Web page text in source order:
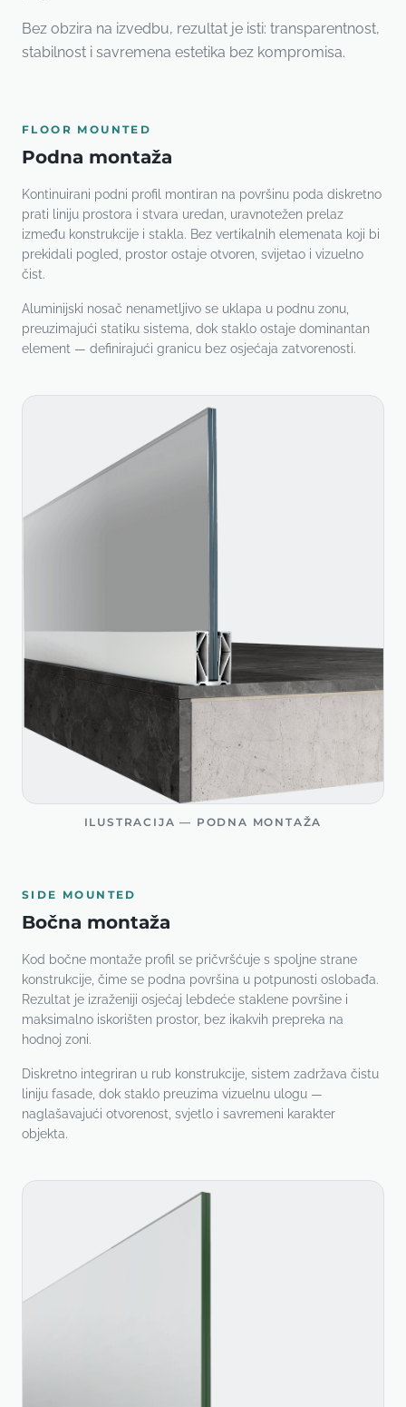
Bez obzira na izvedbu, rezultat je isti: transparentnost,
stabilnost i savremena estetika bez kompromisa.
FLOOR MOUNTED
Podna montaža
Kontinuirani podni profil montiran na površinu poda diskretno
prati liniju prostora i stvara uredan, uravnotežen prelaz
između konstrukcije i stakla. Bez vertikalnih elemenata koji bi
prekidali pogled, prostor ostaje otvoren, svijetao i vizuelno
čist.
Aluminijski nosač nenametljivo se uklapa u podnu zonu,
preuzimajući statiku sistema, dok staklo ostaje dominantan
element — definirajući granicu bez osjećaja zatvorenosti.
ILUSTRACIJA — PODNA MONTAŽA
SIDE MOUNTED
Bočna montaža
Kod bočne montaže profil se pričvršćuje s spoljne strane
konstrukcije, čime se podna površina u potpunosti oslobađa.
Rezultat je izraženiji osjećaj lebdeće staklene površine i
maksimalno iskorišten prostor, bez ikakvih prepreka na
hodnoj zoni.
Diskretno integriran u rub konstrukcije, sistem zadržava čistu
liniju fasade, dok staklo preuzima vizuelnu ulogu —
naglašavajući otvorenost, svjetlo i savremeni karakter
objekta.